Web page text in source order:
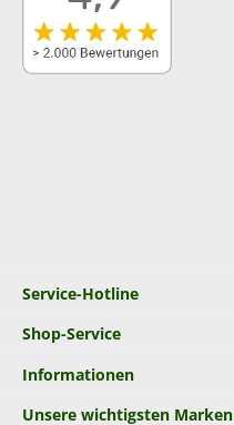
Service-Hotline
Shop-Service
Informationen
Unsere wichtigsten Marken